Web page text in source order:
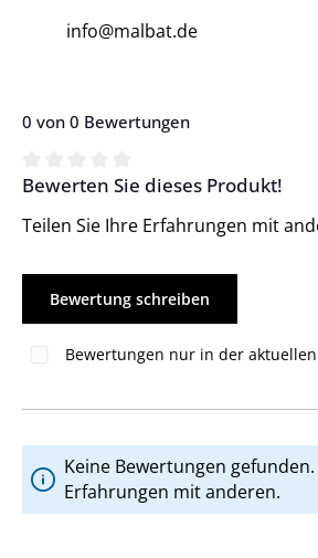
info@malbat.de
0 von 0 Bewertungen
Durchschnittliche Bewertung von 0
Bewerten Sie dieses Produkt!
Teilen Sie Ihre Erfahrungen mit
Bewertung schreiben
Bewertungen nur in der
Keine Bewertungen
Erfahrungen mit anderen.